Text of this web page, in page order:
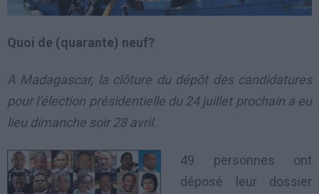
Quoi de (quarante) neuf?
A Madagascar, la clôture du dépôt des candidatures
pour l’élection présidentielle du 24 juillet prochain a eu
lieu dimanche soir 28 avril.
49 personnes ont
déposé leur dossier